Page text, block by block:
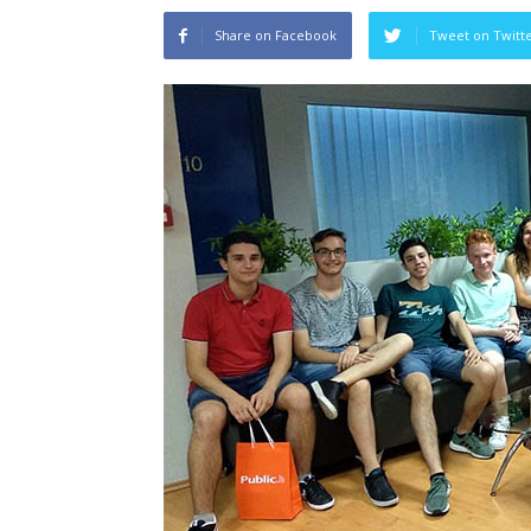
Share on Facebook Tweet on